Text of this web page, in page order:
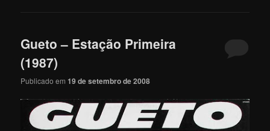
Gueto – Estação Primeira
(1987)
Publicado em19 de setembro de 2008